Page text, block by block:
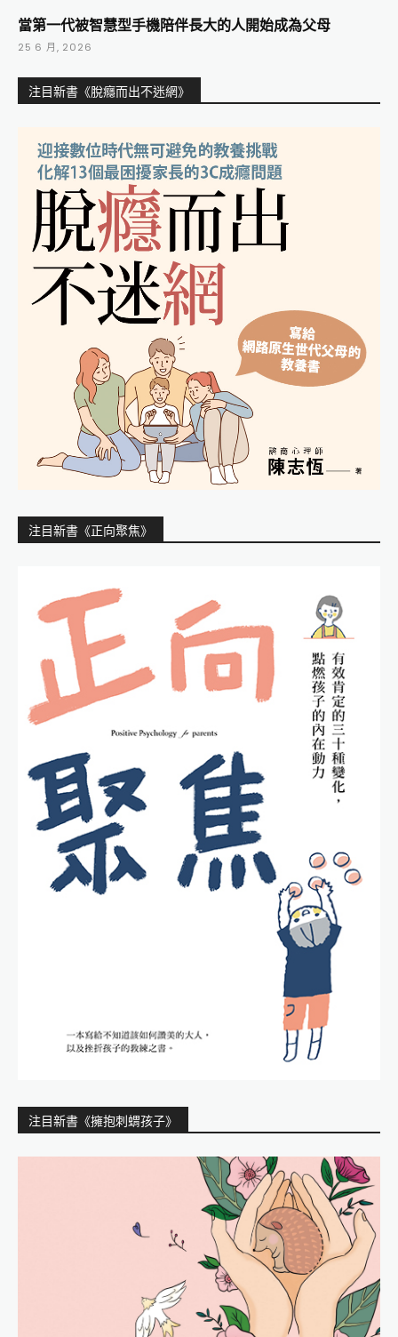
當第一代被智慧型手機陪伴長大的人開始成為父母
25 6 月, 2026
注目新書《脫癮而出不迷網》
注目新書《正向聚焦》
注目新書《擁抱刺蝟孩子》